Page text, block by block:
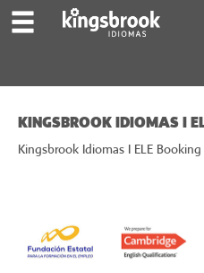
KINGSBROOK IDIOMAS I
Kingsbrook Idiomas I ELE